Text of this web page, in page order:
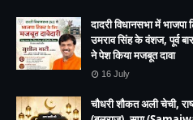
दादरी विधानसभा में
उमराव सिंह के वंशज, पूर्व
ने पेश किया मजबूत दावा
16 July
चौधरी शौकत अली चेची,